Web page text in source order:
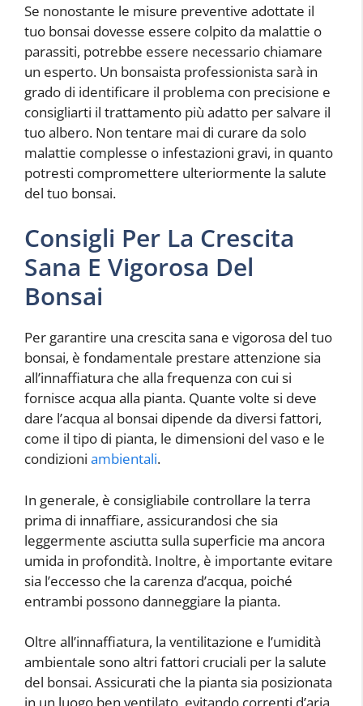
Se nonostante le misure preventive adottate il
tuo bonsai dovesse essere colpito da malattie o
parassiti, potrebbe essere necessario chiamare
un esperto. Un bonsaista professionista sarà in
grado di identificare il problema con precisione e
consigliarti il trattamento più adatto per salvare il
tuo albero. Non tentare mai di curare da solo
malattie complesse o infestazioni gravi, in quanto
potresti compromettere ulteriormente la salute
del tuo bonsai.
Consigli Per La Crescita
Sana E Vigorosa Del
Bonsai
Per garantire una crescita sana e vigorosa del tuo
bonsai, è fondamentale prestare attenzione sia
all’innaffiatura che alla frequenza con cui si
fornisce acqua alla pianta. Quante volte si deve
dare l’acqua al bonsai dipende da diversi fattori,
come il tipo di pianta, le dimensioni del vaso e le
condizioni ambientali.
In generale, è consigliabile controllare la terra
prima di innaffiare, assicurandosi che sia
leggermente asciutta sulla superficie ma ancora
umida in profondità. Inoltre, è importante evitare
sia l’eccesso che la carenza d’acqua, poiché
entrambi possono danneggiare la pianta.
Oltre all’innaffiatura, la ventilitazione e l’umidità
ambientale sono altri fattori cruciali per la salute
del bonsai. Assicurati che la pianta sia posizionata